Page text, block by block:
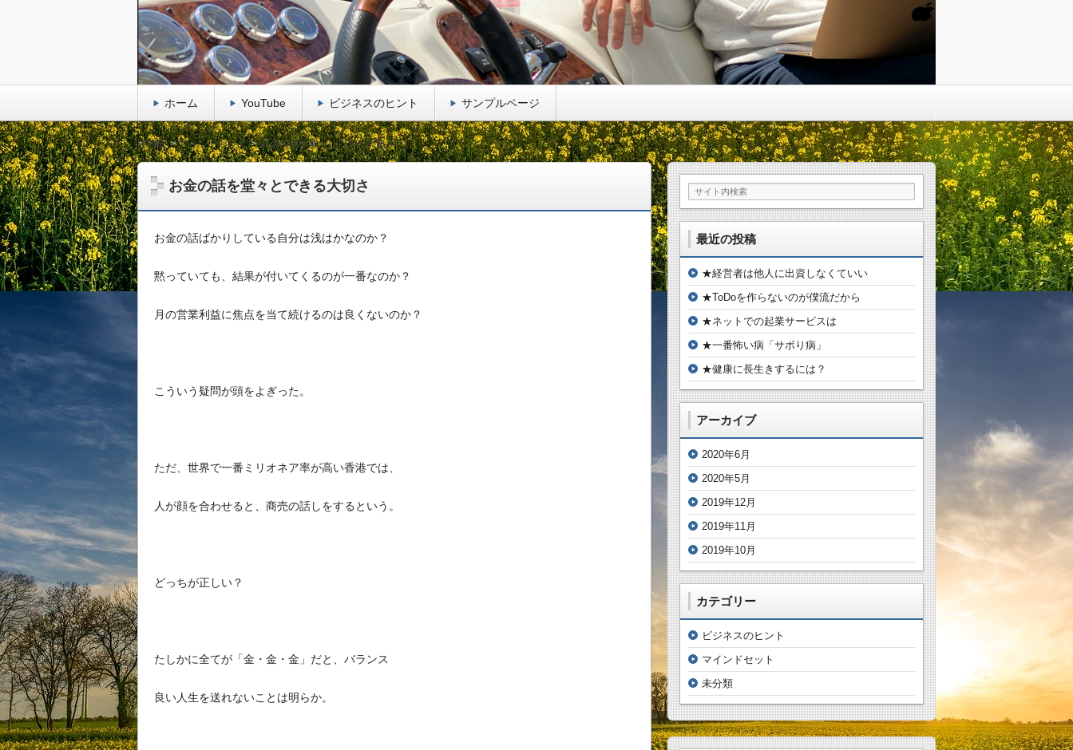
ホーム YouTube ビジネスのヒント サンプルページ
HOME マインドセット お金の話を堂々とできる大切さ
お金の話を堂々とできる大切さ
お金の話ばかりしている自分は浅はかなのか？
黙っていても、結果が付いてくるのが一番なのか？
月の営業利益に焦点を当て続けるのは良くないのか？
こういう疑問が頭をよぎった。
ただ、世界で一番ミリオネア率が高い香港では、
人が顔を合わせると、商売の話しをするという。
どっちが正しい？
たしかに全てが「金・金・金」だと、バランス
良い人生を送れないことは明らか。
最近の投稿
★経営者は他人に出資しなくていい
★ToDoを作らないのが僕流だから
★ネットでの起業サービスは
★一番怖い病「サボり病」
★健康に長生きするには？
アーカイブ
2020年6月
2020年5月
2019年12月
2019年11月
2019年10月
カテゴリー
ビジネスのヒント
マインドセット
未分類